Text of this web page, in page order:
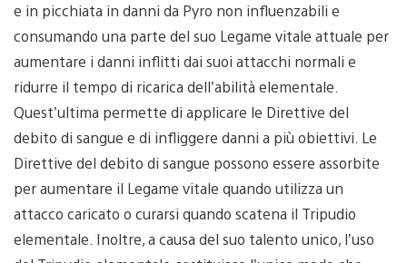
e in picchiata in danni da Pyro non influenzabili e
consumando una parte del suo Legame vitale attuale per
aumentare i danni inflitti dai suoi attacchi normali e
ridurre il tempo di ricarica dell’abilità elementale.
Quest’ultima permette di applicare le Direttive del
debito di sangue e di infliggere danni a più obiettivi. Le
Direttive del debito di sangue possono essere assorbite
per aumentare il Legame vitale quando utilizza un
attacco caricato o curarsi quando scatena il Tripudio
elementale. Inoltre, a causa del suo talento unico, l’uso